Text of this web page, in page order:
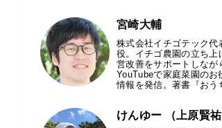
宮崎大輔
株式会社イチゴテック代
役。イチゴ農園の立ち上
営改善をサポートしなが
YouTubeで家庭菜園のお
情報を発信。著書『おう
けんゆー （上原賢祐